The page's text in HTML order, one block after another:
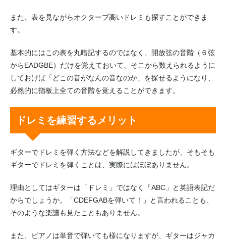
また、表を見ながらオクターブ高いドレミも探すことができま
す。
基本的にはこの表を丸暗記するのではなく、開放弦の音階（６弦
からEADGBE）だけを覚えておいて、そこから数えられるように
しておけば「どこの音がなんの音なのか」を探せるようになり、
必然的に指板上全ての音階を覚えることができます。
ドレミを練習するメリット
ギターでドレミを弾く方法などを解説してきましたが、そもそも
ギターでドレミを弾くことは、実際にはほぼありません。
理由としてはギターは「ドレミ」ではなく「ABC」と英語表記だ
からでしょうか。「CDEFGABを弾いて！」と言われることも、
そのような楽譜も見たこともありません。
また、ピアノは単音で弾いても様になりますが、ギターはジャカ